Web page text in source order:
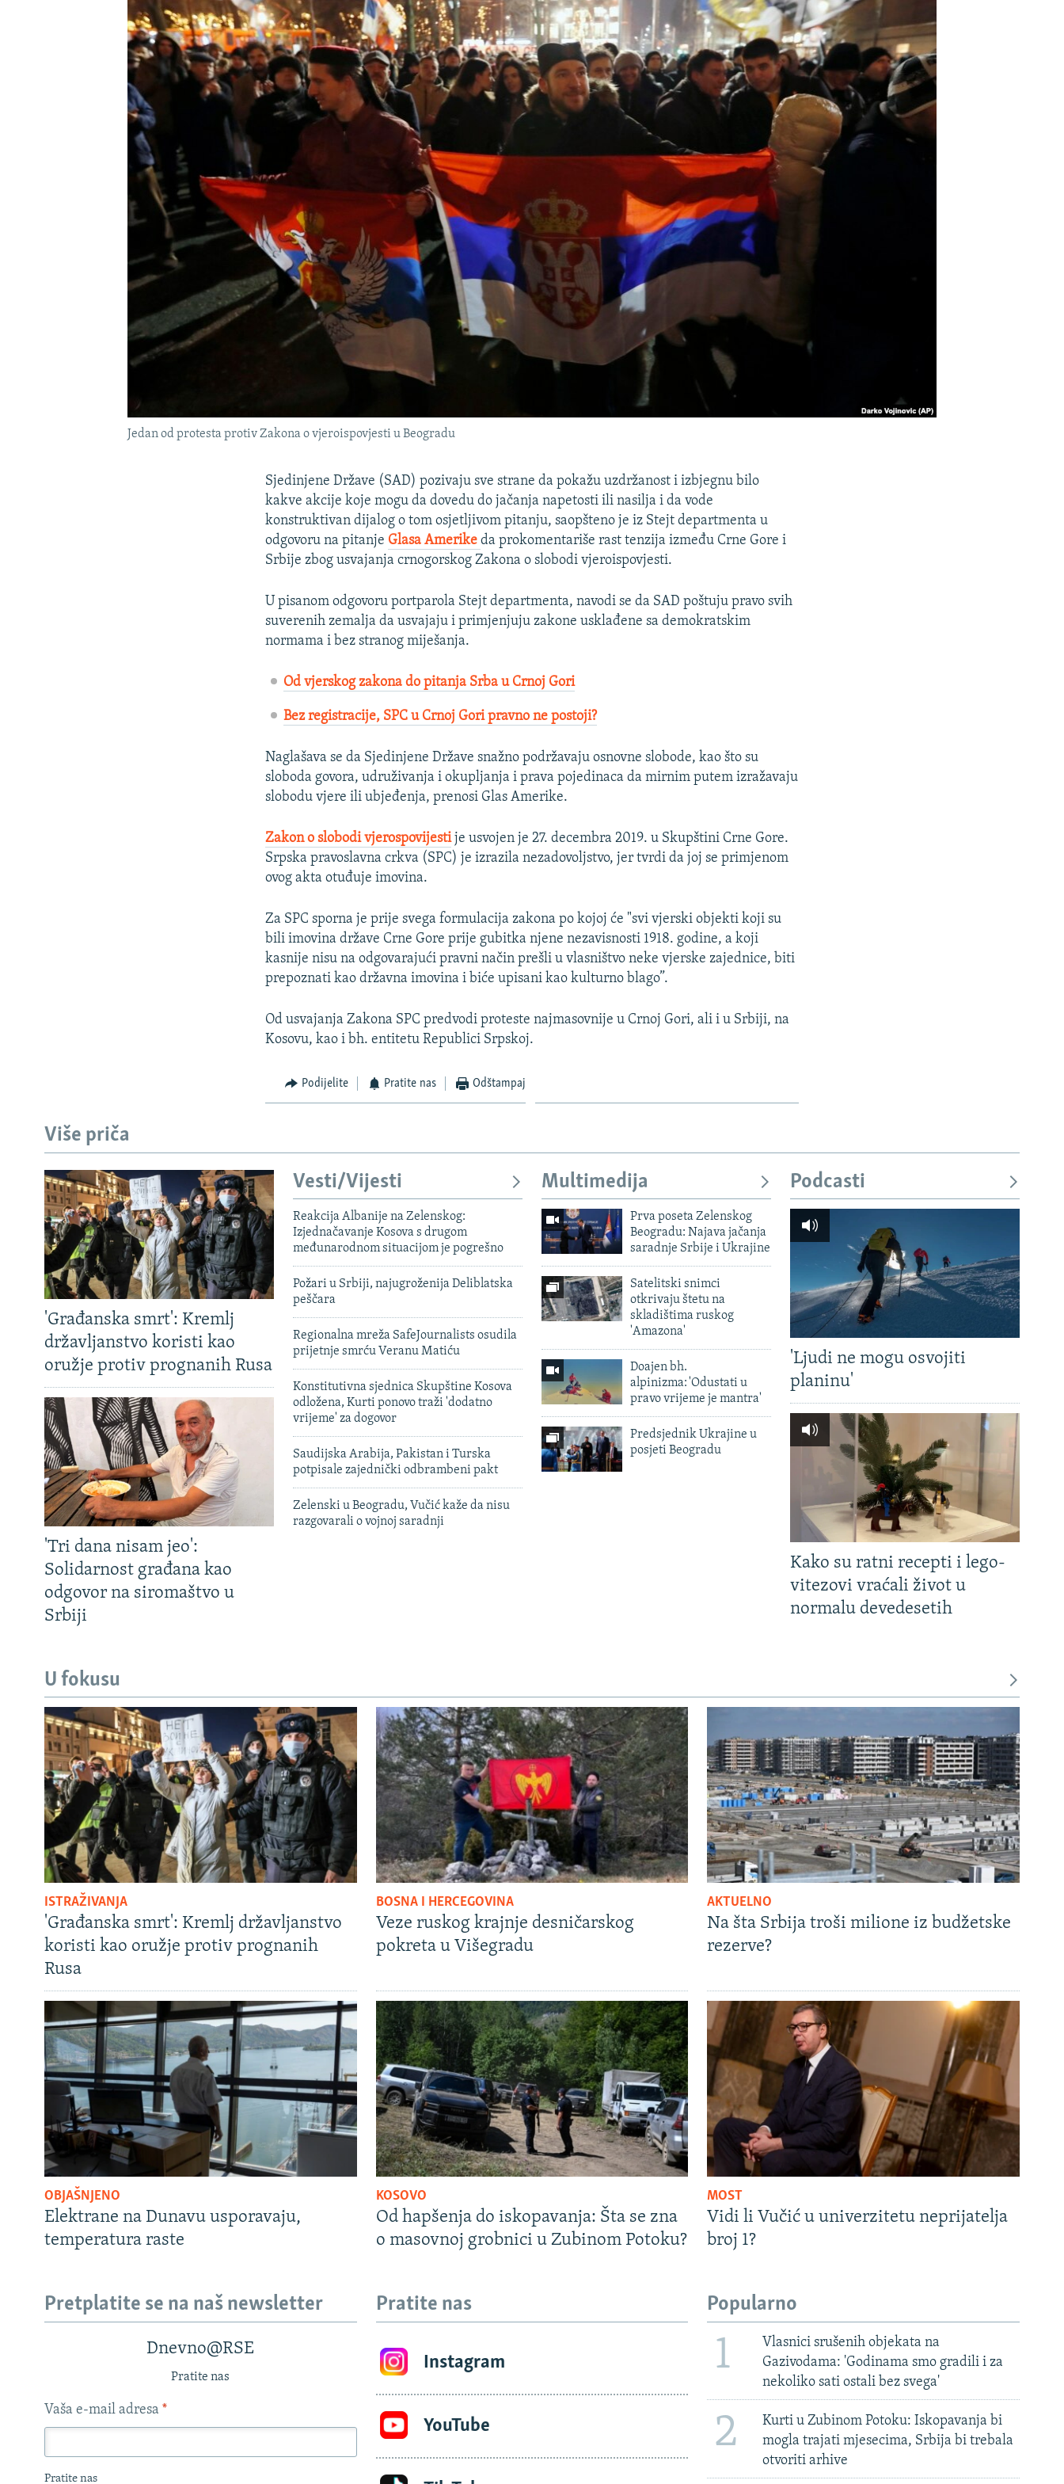
GENOCID U SREBRENICI
POPLAVE I KLIZIŠTA U BIH 2024.
TRI DECENIJE OD RATA U BIH
NASTANAK I RASPAD JUGOSLAVIJE
Jedan od protesta protiv Zakona o vjeroispovjesti u Beogradu
Sjedinjene Države (SAD) pozivaju sve strane da pokažu uzdržanost i izbjegnu bilo
kakve akcije koje mogu da dovedu do jačanja napetosti ili nasilja i da vode
konstruktivan dijalog o tom osjetljivom pitanju, saopšteno je iz Stejt departmenta u
odgovoru na pitanje Glasa Amerikeda prokomentariše rast tenzija između Crne Gore i
Srbije zbog usvajanja crnogorskog Zakona o slobodi vjeroispovjesti.
U pisanom odgovoru portparola Stejt departmenta, navodi se da SAD poštuju pravo svih
suverenih zemalja da usvajaju i primjenjuju zakone usklađene sa demokratskim
normama i bez stranog miješanja.
Od vjerskog zakona do pitanja Srba u Crnoj Gori
Bez registracije, SPC u Crnoj Gori pravno ne postoji?
Naglašava se da Sjedinjene Države snažno podržavaju osnovne slobode, kao što su
sloboda govora, udruživanja i okupljanja i prava pojedinaca da mirnim putem izražavaju
slobodu vjere ili ubjeđenja, prenosi Glas Amerike.
Zakon o slobodi vjerospovijestije usvojen je 27. decembra 2019. u Skupštini Crne Gore.
Srpska pravoslavna crkva (SPC) je izrazila nezadovoljstvo, jer tvrdi da joj se primjenom
ovog akta otuđuje imovina.
Za SPC sporna je prije svega formulacija zakona po kojoj će "svi vjerski objekti koji su
bili imovina države Crne Gore prije gubitka njene nezavisnosti 1918. godine, a koji
kasnije nisu na odgovarajući pravni način prešli u vlasništvo neke vjerske zajednice, biti
prepoznati kao državna imovina i biće upisani kao kulturno blago”.
Od usvajanja Zakona SPC predvodi proteste najmasovnije u Crnoj Gori, ali i u Srbiji, na
Kosovu, kao i bh. entitetu Republici Srpskoj.
Podijelite Pratite nas Odštampaj
Više priča
'Građanska smrt': Kremlj
državljanstvo koristi kao
oružje protiv prognanih Rusa
'Tri dana nisam jeo':
Solidarnost građana kao
odgovor na siromaštvo u
Srbiji
Vesti/Vijesti
Reakcija Albanije na Zelenskog:
Izjednačavanje Kosova s ​​drugom
međunarodnom situacijom je pogrešno
Požari u Srbiji, najugroženija Deliblatska
peščara
Regionalna mreža SafeJournalists osudila
prijetnje smrću Veranu Matiću
Konstitutivna sjednica Skupštine Kosova
odložena, Kurti ponovo traži 'dodatno
vrijeme' za dogovor
Saudijska Arabija, Pakistan i Turska
potpisale zajednički odbrambeni pakt
Zelenski u Beogradu, Vučić kaže da nisu
razgovarali o vojnoj saradnji
Multimedija
Prva poseta Zelenskog
Beogradu: Najava jačanja
saradnje Srbije i Ukrajine
Satelitski snimci
otkrivaju štetu na
skladištima ruskog
'Amazona'
Doajen bh.
alpinizma: 'Odustati u
pravo vrijeme je mantra'
Predsjednik Ukrajine u
posjeti Beogradu
Podcasti
'Ljudi ne mogu osvojiti
planinu'
Kako su ratni recepti i lego-
vitezovi vraćali život u
normalu devedesetih
U fokusu
ISTRAŽIVANJA
'Građanska smrt': Kremlj državljanstvo
koristi kao oružje protiv prognanih
Rusa
BOSNA I HERCEGOVINA
Veze ruskog krajnje desničarskog
pokreta u Višegradu
AKTUELNO
Na šta Srbija troši milione iz budžetske
rezerve?
OBJAŠNJENO
Elektrane na Dunavu usporavaju,
temperatura raste
KOSOVO
Od hapšenja do iskopavanja: Šta se zna
o masovnoj grobnici u Zubinom Potoku?
MOST
Vidi li Vučić u univerzitetu neprijatelja
broj 1?
Pretplatite se na naš newsletter
Dnevno@RSE
Pratite nas
Vaša e-mail adresa *
Pratite nas
Pratite nas
Instagram
YouTube
Popularno
1
Vlasnici srušenih objekata na
Gazivodama: 'Godinama smo gradili i za
nekoliko sati ostali bez svega'
2
Kurti u Zubinom Potoku: Iskopavanja bi
mogla trajati mjesecima, Srbija bi trebala
otvoriti arhive